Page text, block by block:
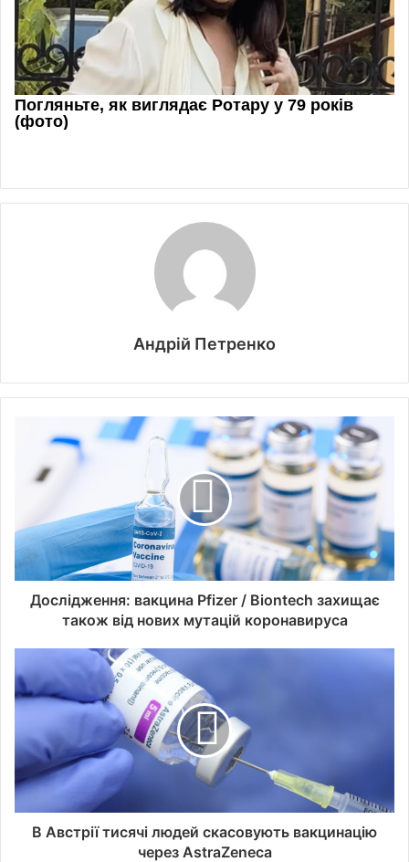
Андрій Петренко
Дослідження: вакцина Pfizer / Biontech захищає
також від нових мутацій коронавируса
В Австрії тисячі людей скасовують вакцинацію
через AstraZeneca